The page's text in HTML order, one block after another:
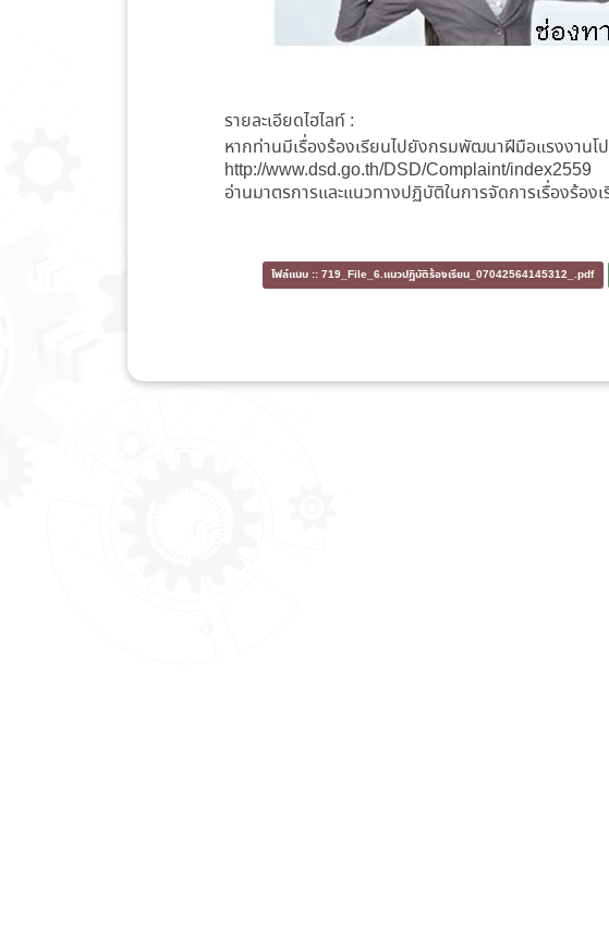
รายละเอียดไฮไลท์ :
หากท่านมีเรื่องร้องเรียนไปยังกรมพัฒนาฝีมือแรงงานโ
http://www.dsd.go.th/DSD/Complaint/index2559
อ่านมาตรการและแนวทางปฏิบัติในการจัดการเรื่องร้
ไฟล์แนบ :: 719_File_6.แนวปฏิบัติร้องเรียน_07042564145312_.pdf